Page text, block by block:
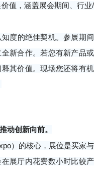
值，涵盖展会期间、行业/
度的绝佳契机。参展期间
新合作。若您有新产品或
其价值。现场您还将有机
动创新向前。
）的核心，展位是买家与
展厅内花费数小时比较产